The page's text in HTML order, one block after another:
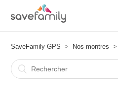
SaveFamily GPS Nos montres